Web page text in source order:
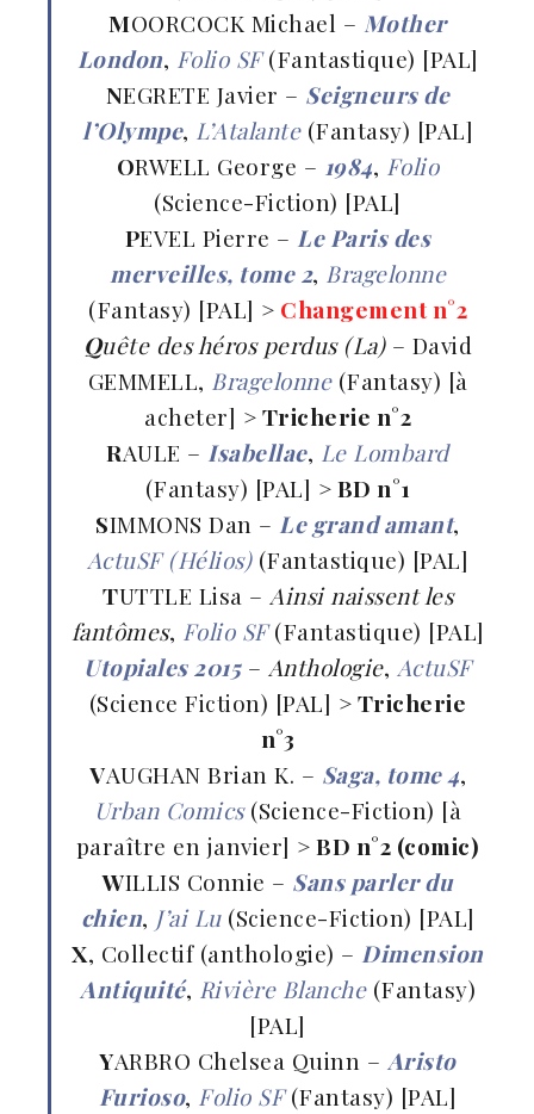
MOORCOCK Michael – Mother
London, Folio SF(Fantastique) [PAL]
NEGRETE Javier – Seigneurs de
l’Olympe, L’Atalante(Fantasy) [PAL]
ORWELL George – 1984, Folio
(Science-Fiction) [PAL]
PEVEL Pierre – Le Paris des
merveilles, tome 2, Bragelonne
(Fantasy) [PAL] > Changement n°2
Quête des héros perdus (La)– David
GEMMELL, Bragelonne(Fantasy) [à
acheter] > Tricherie n°2
RAULE – Isabellae, Le Lombard
(Fantasy) [PAL] > BD n°1
SIMMONS Dan – Le grand amant,
ActuSF (Hélios)(Fantastique) [PAL]
TUTTLE Lisa – Ainsi naissent les
fantômes, Folio SF(Fantastique) [PAL]
Utopiales 2015– Anthologie, ActuSF
(Science Fiction) [PAL] > Tricherie
n°3
VAUGHAN Brian K. – Saga, tome 4,
Urban Comics(Science-Fiction) [à
paraître en janvier] > BD n°2 (comic)
WILLIS Connie – Sans parler du
chien, J’ai Lu(Science-Fiction) [PAL]
X, Collectif (anthologie) – Dimension
Antiquité, Rivière Blanche(Fantasy)
[PAL]
YARBRO Chelsea Quinn – Aristo
Furioso, Folio SF(Fantasy) [PAL]